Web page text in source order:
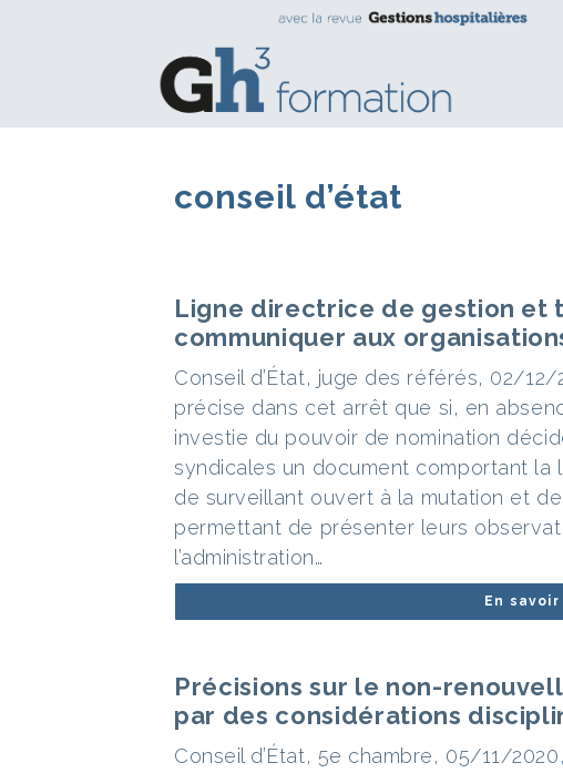
conseil d’état
Ligne directrice de gestion et
communiquer aux
Conseil d’État, juge des référés, 02/
précise dans cet arrêt que si, en
investie du pouvoir de nomination
syndicales un document comportant
de surveillant ouvert à la mutation et
permettant de présenter leurs
l’administration…
En
Précisions sur le non-
par des considérations
Conseil d’État, 5e chambre, 05/11/